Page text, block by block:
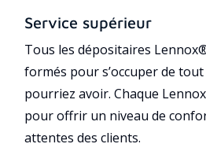
Service supérieur
Tous les dépositaires
formés pour s’occuper de
pourriez avoir. Chaque
pour offrir un niveau de
attentes des clients.